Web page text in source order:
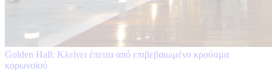
Golden Hall: Κλείνει έπειτα από επιβεβαιωμένο κρούσμα
κορωνοϊού